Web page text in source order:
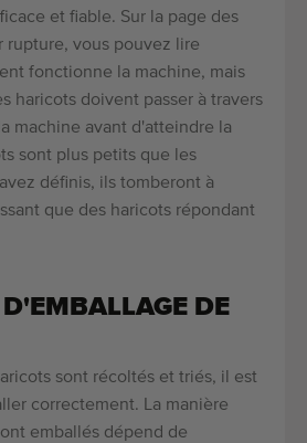
et fiable. Sur la page des
rupture, vous pouvez lire
fonctionne la machine, mais
haricots doivent passer à travers
machine avant d'atteindre la
sont plus petits que les
définis, ils tomberont à
que des haricots répondant
DE
sont récoltés et triés, il est
correctement. La manière
emballés dépend de